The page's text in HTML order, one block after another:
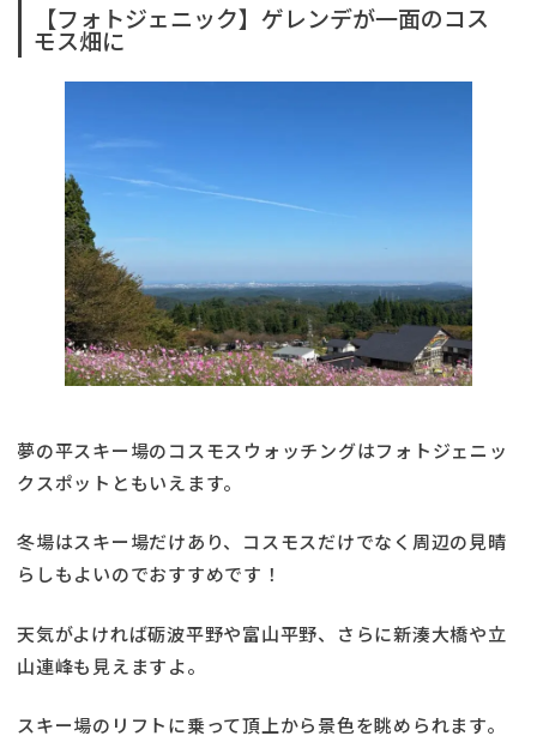
【フォトジェニック】ゲレンデが一面のコス
モス畑に
夢の平スキー場のコスモスウォッチングはフォトジェニッ
クスポットともいえます。
冬場はスキー場だけあり、コスモスだけでなく周辺の見晴
らしもよいのでおすすめです！
天気がよければ砺波平野や富山平野、さらに新湊大橋や立
山連峰も見えますよ。
スキー場のリフトに乗って頂上から景色を眺められます。